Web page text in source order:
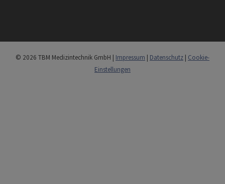
© 2026 TBM Medizintechnik GmbH | Impressum | Datenschutz | Cookie-
Einstellungen